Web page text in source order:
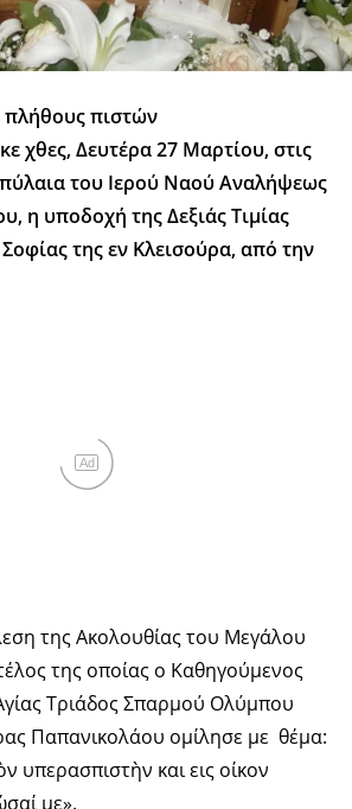
πιστών
χθες, Δευτέρα 27 Μαρτίου, στις
του Ιερού Ναού Αναλήψεως
η υποδοχή της Δεξιάς Τιμίας
της εν Κλεισούρα, από την
Ad
της Ακολουθίας του Μεγάλου
της οποίας ο Καθηγούμενος
Τριάδος Σπαρμού Ολύμπου
Παπανικολάου ομίλησε με θέμα:
υπερασπιστὴν και εις οίκον
με».